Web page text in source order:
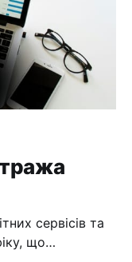
сервісів та
що